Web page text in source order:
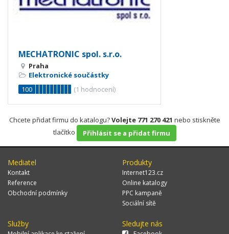
MECHATRONIC spol. s.r.o.
Praha
Elektronické součástky
100
(1 hodnocení)
Chcete přidat firmu do katalogu?Volejte 771 270 421 nebo stiskněte
tlačítko
Přihlásit se a přidat firmu
Mediatel
Kontakt
Reference
Obchodní podmínky
Produkty
Internet123.cz
Online katalogy
PPC kampaně
Sociální sítě
Služby Sledujte nás